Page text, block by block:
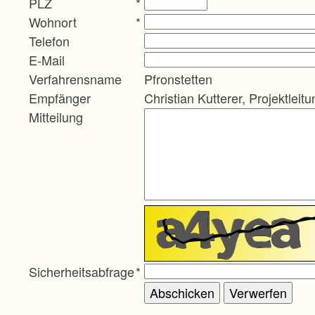
Wohnort
*
Telefon
E-Mail
Verfahrensname
Pfronstetten
Empfänger
Christian Kutterer,
Mitteilung
Sicherheitsabfrage*